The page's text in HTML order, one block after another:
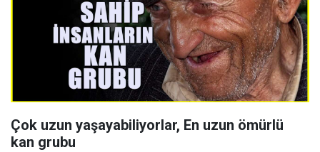
Çok uzun yaşayabiliyorlar, En uzun ömürlü
kan grubu